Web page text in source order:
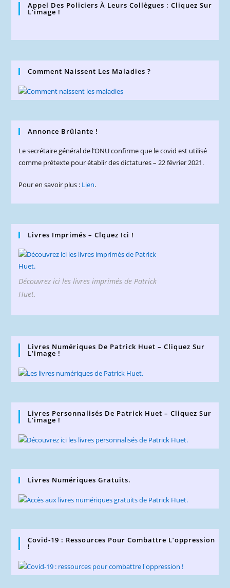
Appel Des Policiers À Leurs Collègues : Cliquez Sur
L’image !
Comment Naissent Les Maladies ?
Annonce Brûlante !
Le secrétaire général de l’ONU confirme que le covid est utilisé
comme prétexte pour établir des dictatures – 22 février 2021.
Pour en savoir plus : Lien.
Livres Imprimés – Clquez Ici !
Découvrez ici les livres imprimés de Patrick
Huet.
Livres Numériques De Patrick Huet – Cliquez Sur
L’image !
Livres Personnalisés De Patrick Huet – Cliquez Sur
L’image !
Livres Numériques Gratuits.
Covid-19 : Ressources Pour Combattre L’oppression
!